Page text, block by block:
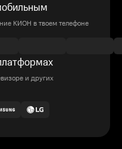
КИОН в твоем телефоне
и других